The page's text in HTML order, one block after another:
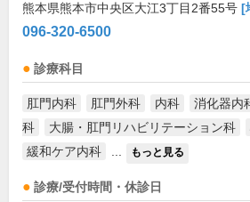
熊本県熊本市中央区大江3丁目2番55号 [
096-320-6500
診療科目
肛門内科 肛門外科 内科 消化器内
科
大腸・肛門リハビリテーション科
緩和ケア内科
もっと見る
診療/受付時間・休診日